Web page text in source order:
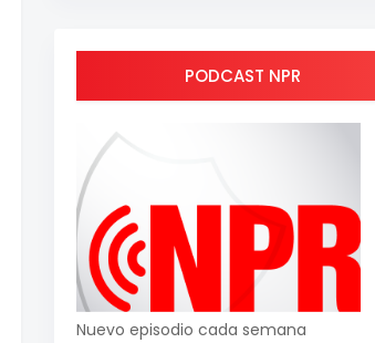
PODCAST NPR
Nuevo episodio cada semana